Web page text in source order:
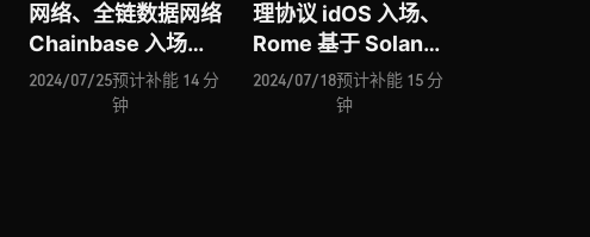
网络、全链数据网络
Chainbase 入场、
Nirvana Labs 推出
Web3 云计算、ZK
2024/07/25预计补能 14 分
钟
理协议 idOS 入场、
Rome 基于 Solana
推出共享排序器、
Term Finance 推出
2024/07/18预计补能 15 分
钟